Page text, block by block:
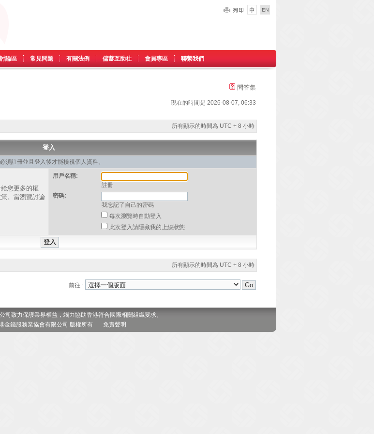
討論區 常見問題 有關法例 儲蓄互助社 會員專區 聯繫我們
問答集
現在的時間是 2026-08-07, 06:33
所有顯示的時間為 UTC + 8 小時
登入
須註冊並且登入後才能檢視個人資料。
您更多的權
。當瀏覽討論
用戶名稱:
註冊
密碼:
我忘記了自己的密碼
每次瀏覽時自動登入
此次登入請隱藏我的上線狀態
所有顯示的時間為 UTC + 8 小時
前往 :
司致力保護業界權益，竭力協助香港符合國際相關組織要求。
金錢服務業協會有限公司 版權所有 免責聲明